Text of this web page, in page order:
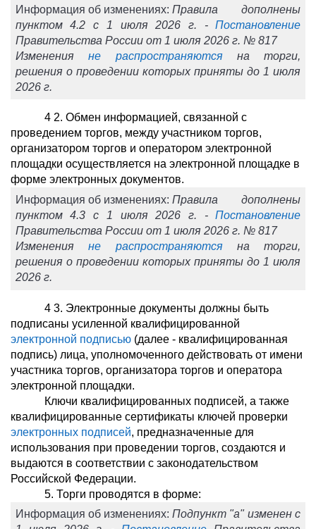
Информация об изменениях: Правила дополнены
пунктом 4.2 с 1 июля 2026 г. -Постановление
Правительства России от 1 июля 2026 г. № 817
Измененияне распространяютсяна торги,
решения о проведении которых приняты до 1 июля
2026 г.
4 2. Обмен информацией, связанной с
проведением торгов, между участником торгов,
организатором торгов и оператором электронной
площадки осуществляется на электронной площадке в
форме электронных документов.
Информация об изменениях: Правила дополнены
пунктом 4.3 с 1 июля 2026 г. -Постановление
Правительства России от 1 июля 2026 г. № 817
Измененияне распространяютсяна торги,
решения о проведении которых приняты до 1 июля
2026 г.
4 3. Электронные документы должны быть
подписаны усиленной квалифицированной
электронной подписью (далее - квалифицированная
подпись) лица, уполномоченного действовать от имени
участника торгов, организатора торгов и оператора
электронной площадки.
Ключи квалифицированных подписей, а также
квалифицированные сертификаты ключей проверки
электронных подписей, предназначенные для
использования при проведении торгов, создаются и
выдаются в соответствии с законодательством
Российской Федерации.
5. Торги проводятся в форме:
Информация об изменениях: Подпункт "а" изменен с